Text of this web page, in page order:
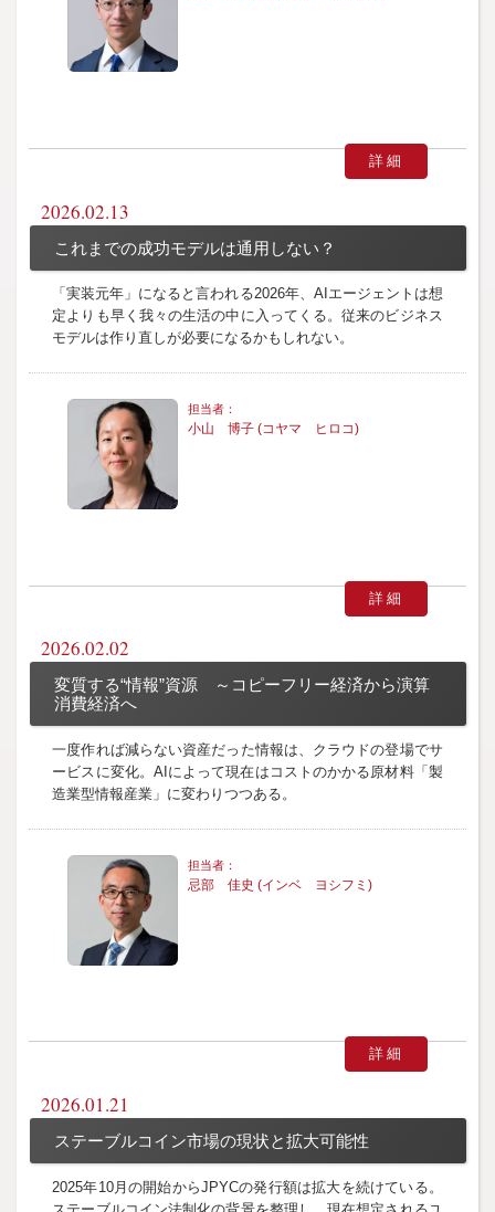
詳細
2026.02.13
これまでの成功モデルは通用しない？
「実装元年」になると言われる2026年、AIエージェントは想
定よりも早く我々の生活の中に入ってくる。従来のビジネス
モデルは作り直しが必要になるかもしれない。
小山 博子 (コヤマ ヒロコ)
詳細
2026.02.02
変質する“情報”資源 ～コピーフリー経済から演算
消費経済へ
一度作れば減らない資産だった情報は、クラウドの登場でサ
ービスに変化。AIによって現在はコストのかかる原材料「製
造業型情報産業」に変わりつつある。
忌部 佳史 (インベ ヨシフミ)
詳細
2026.01.21
ステーブルコイン市場の現状と拡大可能性
2025年10月の開始からJPYCの発行額は拡大を続けている。
ステーブルコイン法制化の背景を整理し、現在想定されるユ